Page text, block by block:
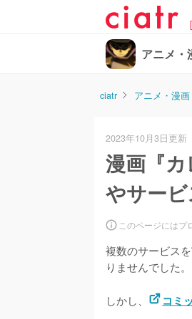
アニメ・
ciatr アニメ・漫画
2023年10月3日更新
漫画『
やサービ
このページにはプ
複数のサービス
りませんでした。
しかし、 コミ